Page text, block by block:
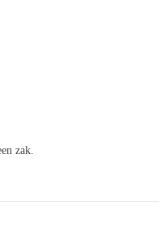
zak.